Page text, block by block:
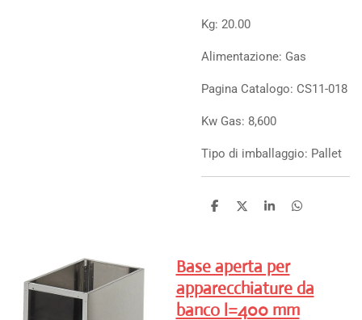
Kg: 20.00
Alimentazione: Gas
Pagina Catalogo: CS11-018
Kw Gas: 8,600
Tipo di imballaggio: Pallet
C
v
i
d
i
C
v
i
d
i
C
i
v
i
d
i
C
d
i
Base aperta per
apparecchiature da
banco l=400 mm